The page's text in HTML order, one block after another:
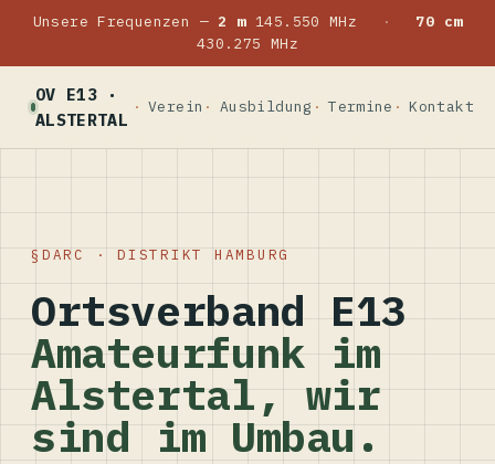
Unsere Frequenzen — 2 m145.550 MHz ·
70 cm
430.275 MHz
OV E13 ·
ALSTERTAL
Verein Ausbildung Termine Kontakt
DARC · DISTRIKT HAMBURG
Ortsverband E13
Amateurfunk im
Alstertal, wir
sind im Umbau.